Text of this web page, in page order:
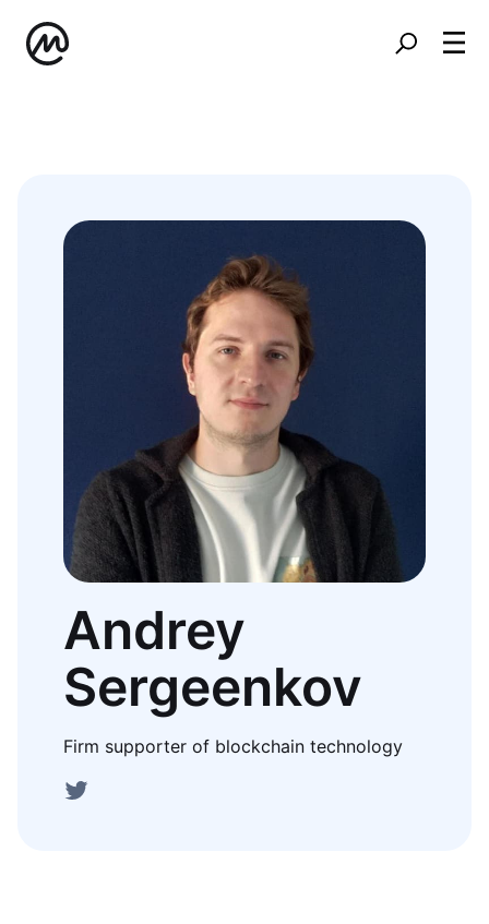
Andrey
Sergeenkov
Firm supporter of blockchain technology